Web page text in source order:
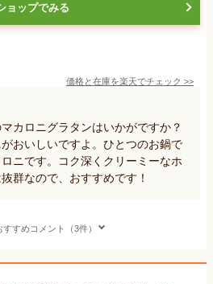
ョップでみる
価格と在庫を楽天でチェック >>
カロニグラタンはいかがですか？
おいしいですよ。ひとつのお鍋で
ニです。コク深くクリーミーなホ
群なので、おすすめです！
すめコメント（3件）